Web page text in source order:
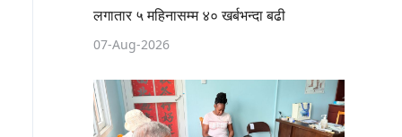
लगातार ५ महिनासम्म ४० खर्बभन्दा बढी
07-Aug-2026